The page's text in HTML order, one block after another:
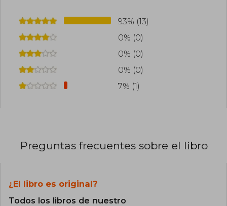
93% (13)
0% (0)
0% (0)
0% (0)
7% (1)
Preguntas frecuentes sobre el libro
¿El libro es original?
Todos los libros de nuestro